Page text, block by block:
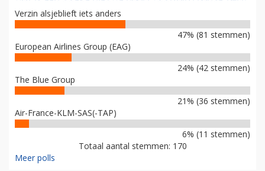
Verzin alsjeblieft iets anders
47% (81 stemmen)
European Airlines Group (EAG)
24% (42 stemmen)
The Blue Group
21% (36 stemmen)
Air-France-KLM-SAS(-TAP)
6% (11 stemmen)
Totaal aantal stemmen: 170
Meer polls